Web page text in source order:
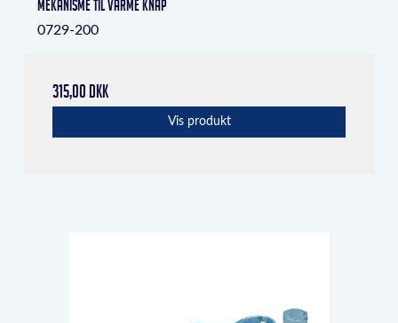
mekanisme til varme knap
0729-200
315,00 DKK
Vis produkt